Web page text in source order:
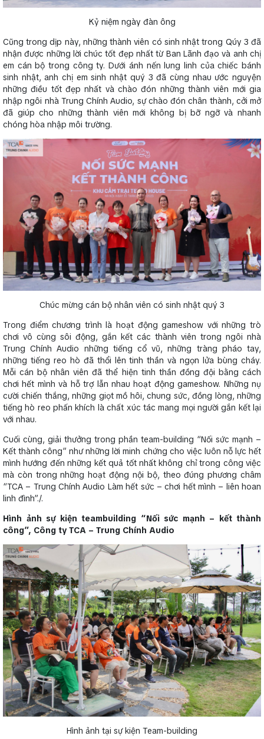
Kỷ niệm ngày đàn ông
Cũng trong dịp này, những thành viên có sinh nhật trong Qúy 3 đã
nhận được những lời chúc tốt đẹp nhất từ Ban Lãnh đạo và anh chị
em cán bộ trong công ty. Dưới ánh nến lung linh của chiếc bánh
sinh nhật, anh chị em sinh nhật quý 3 đã cùng nhau ước nguyện
những điều tốt đẹp nhất và chào đón những thành viên mới gia
nhập ngôi nhà Trung Chính Audio, sự chào đón chân thành, cởi mở
đã giúp cho những thành viên mới không bị bỡ ngỡ và nhanh
chóng hòa nhập môi trường.
Chúc mừng cán bộ nhân viên có sinh nhật quý 3
Trong điểm chương trình là hoạt động gameshow với những trò
chơi vô cùng sôi động, gắn kết các thành viên trong ngôi nhà
Trung Chính Audio những tiếng cổ vũ, những tràng pháo tay,
những tiếng reo hò đã thổi lên tinh thần và ngọn lửa bùng cháy.
Mỗi cán bộ nhân viên đã thể hiện tinh thần đồng đội bằng cách
chơi hết mình và hỗ trợ lẫn nhau hoạt động gameshow. Những nụ
cười chiến thắng, những giọt mồ hôi, chung sức, đồng lòng, những
tiếng hò reo phấn khích là chất xúc tác mang mọi người gắn kết lại
với nhau.
Cuối cùng, giải thưởng trong phần team-building “Nối sức mạnh –
Kết thành công” như những lời minh chứng cho việc luôn nỗ lực hết
mình hướng đến những kết quả tốt nhất không chỉ trong công việc
mà còn trong những hoạt động nội bộ, theo đúng phương châm
“TCA – Trung Chính Audio Làm hết sức – chơi hết mình – liên hoan
linh đình”./.
Hình ảnh sự kiện teambuilding “Nối sức mạnh – kết thành
công”, Công ty TCA – Trung Chính Audio
Hình ảnh tại sự kiện Team-building